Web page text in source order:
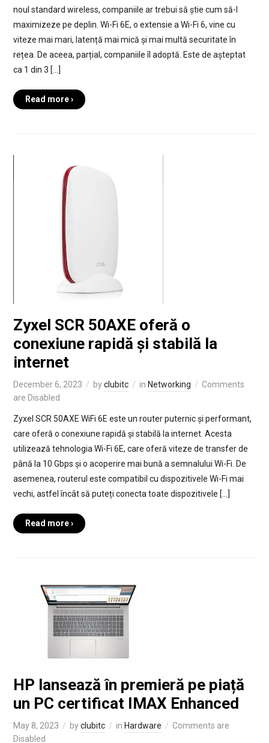
noul standard wireless, companiile ar trebui să știe cum să-l
maximizeze pe deplin. Wi-Fi 6E, o extensie a Wi-Fi 6, vine cu
viteze mai mari, latență mai mică și mai multă securitate în
rețea. De aceea, parțial, companiile îl adoptă. Este de așteptat
ca 1 din 3 […]
Read more ›
Zyxel SCR 50AXE oferă o
conexiune rapidă și stabilă la
internet
December 6, 2023 byclubitc in Networking
Comments
are Disabled
Zyxel SCR 50AXE WiFi 6E este un router puternic și performant,
care oferă o conexiune rapidă și stabilă la internet. Acesta
utilizează tehnologia Wi-Fi 6E, care oferă viteze de transfer de
până la 10 Gbps și o acoperire mai bună a semnalului Wi-Fi. De
asemenea, routerul este compatibil cu dispozitivele Wi-Fi mai
vechi, astfel încât să puteți conecta toate dispozitivele […]
Read more ›
HP lansează în premieră pe piață
un PC certificat IMAX Enhanced
May 8, 2023 byclubitc in Hardware
Comments are
Disabled